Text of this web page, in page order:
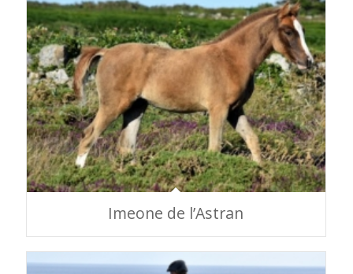
Imeone de l’Astran